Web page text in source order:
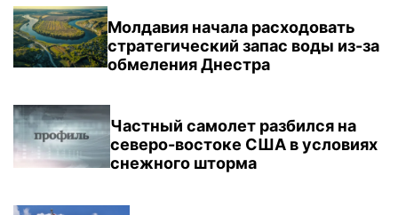
Молдавия начала расходовать
стратегический запас воды из-за
обмеления Днестра
Частный самолет разбился на
северо-востоке США в условиях
снежного шторма